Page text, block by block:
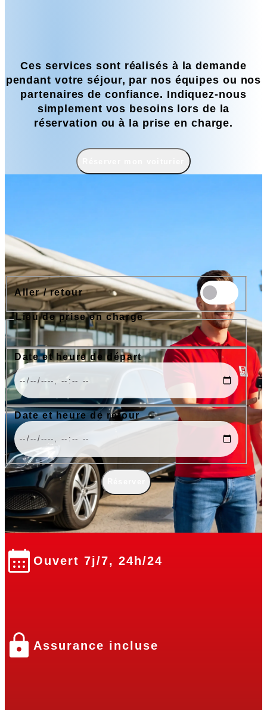
Ces services sont réalisés à la demande
pendant votre séjour, par nos équipes ou nos
partenaires de confiance. Indiquez-nous
simplement vos besoins lors de la
réservation ou à la prise en charge.
Réserver
Aller / retour
Lieu de prise en charge
Aéroport de Nice
Aéroport de Cannes
Gare de Nice
Port de Nice
Date et heure de départ
Date et heure de retour
Ouvert 7j/7, 24h/24
Assurance incluse